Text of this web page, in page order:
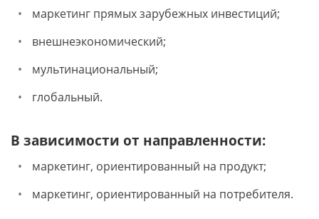
маркетинг прямых зарубежных инвестиций;
внешнеэкономический;
мультинациональный;
глобальный.
В зависимости от направленности:
маркетинг, ориентированный на продукт;
маркетинг, ориентированный на потребителя.